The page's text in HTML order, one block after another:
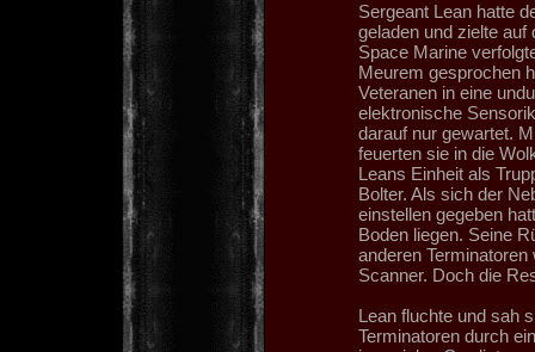
Sergeant Lean hatte
geladen und zielte
Space Marine
Meurem gesprochen
Veteranen in eine
elektronische
darauf nur gewartet.
feuerten sie in die
Leans Einheit als
Bolter. Als sich der
einstellen gegeben
Boden liegen. Seine
anderen
Scanner. Doch die
Lean fluchte und sah
Terminatoren durch